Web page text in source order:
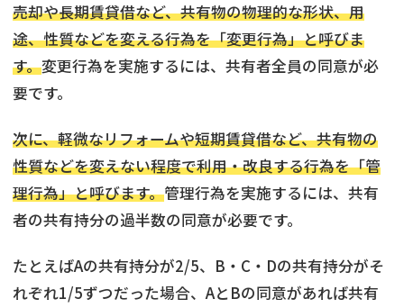
売却や長期賃貸借など、共有物の物理的な形状、用
途、性質などを変える行為を「変更行為」と呼びま
す。変更行為を実施するには、共有者全員の同意が必
要です。
次に、軽微なリフォームや短期賃貸借など、共有物の
性質などを変えない程度で利用・改良する行為を「管
理行為」と呼びます。管理行為を実施するには、共有
者の共有持分の過半数の同意が必要です。
たとえばAの共有持分が2/5、B・C・Dの共有持分がそ
れぞれ1/5ずつだった場合、AとBの同意があれば共有